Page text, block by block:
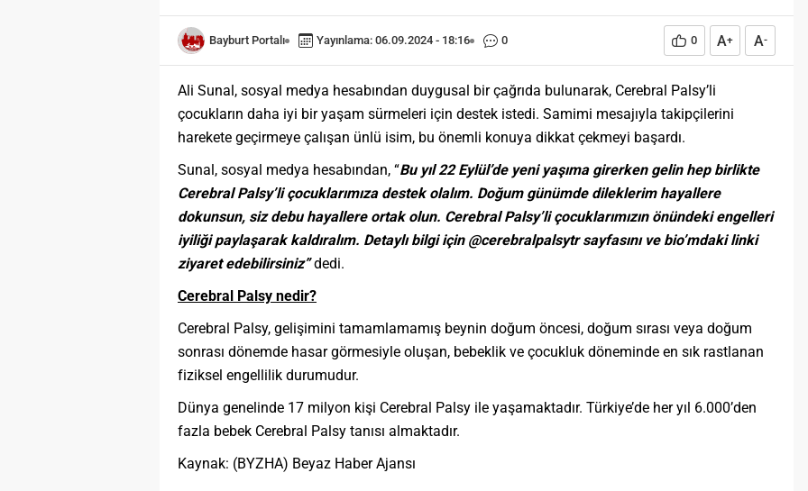
Bayburt Portalı Yayınlama: 06.09.2024 - 18:16 0 0 A+ A-
Ali Sunal, sosyal medya hesabından duygusal bir çağrıda bulunarak, Cerebral Palsy’li
çocukların daha iyi bir yaşam sürmeleri için destek istedi. Samimi mesajıyla takipçilerini
harekete geçirmeye çalışan ünlü isim, bu önemli konuya dikkat çekmeyi başardı.
Sunal, sosyal medya hesabından, “Bu yıl 22 Eylül’de yeni yaşıma girerken gelin hep birlikte
Cerebral Palsy’li çocuklarımıza destek olalım. Doğum günümde dileklerim hayallere
dokunsun, siz debu hayallere ortak olun. Cerebral Palsy’li çocuklarımızın önündeki engelleri
iyiliği paylaşarak kaldıralım. Detaylı bilgi için @cerebralpalsytr sayfasını ve bio’mdaki linki
ziyaret edebilirsiniz”dedi.
Cerebral Palsy nedir?
Cerebral Palsy, gelişimini tamamlamamış beynin doğum öncesi, doğum sırası veya doğum
sonrası dönemde hasar görmesiyle oluşan, bebeklik ve çocukluk döneminde en sık rastlanan
fiziksel engellilik durumudur.
Dünya genelinde 17 milyon kişi Cerebral Palsy ile yaşamaktadır. Türkiye’de her yıl 6.000’den
fazla bebek Cerebral Palsy tanısı almaktadır.
Kaynak: (BYZHA) Beyaz Haber Ajansı